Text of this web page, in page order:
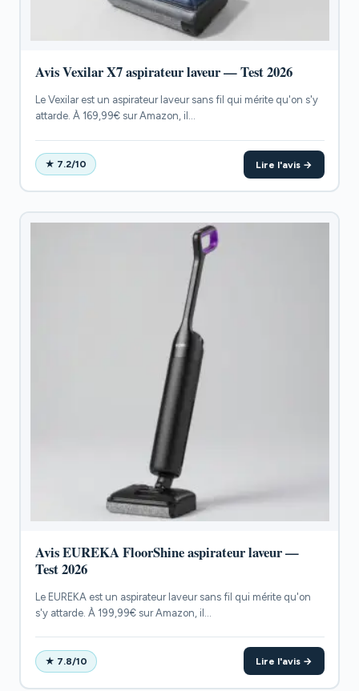
Avis Vexilar X7 aspirateur laveur — Test 2026
Le Vexilar est un aspirateur laveur sans fil qui mérite qu'on s'y
attarde. À 169,99€ sur Amazon, il...
★ 7.2/10 Lire l'avis →
Avis EUREKA FloorShine aspirateur laveur —
Test 2026
Le EUREKA est un aspirateur laveur sans fil qui mérite qu'on
s'y attarde. À 199,99€ sur Amazon, il...
★ 7.8/10 Lire l'avis →